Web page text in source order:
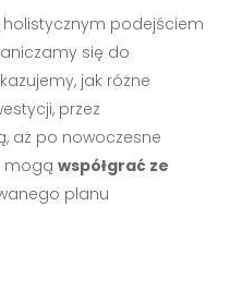
holistycznym podejściem
się do
jak różne
przez
aż po nowoczesne
mogąwspółgrać ze
planu